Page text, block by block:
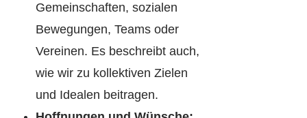
Gemeinschaften, sozialen
Bewegungen, Teams oder
Vereinen. Es beschreibt auch,
wie wir zu kollektiven Zielen
und Idealen beitragen.